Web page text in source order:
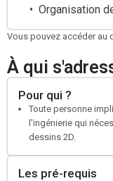
Organisation
Vous pouvez accéder au
À qui
Pour qui ?
Toute personne
l'ingénierie qui
dessins 2D.
Les pré-requis